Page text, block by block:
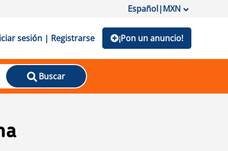
Español|MXN
sesión | Registrarse ¡Pon un anuncio!
Buscar